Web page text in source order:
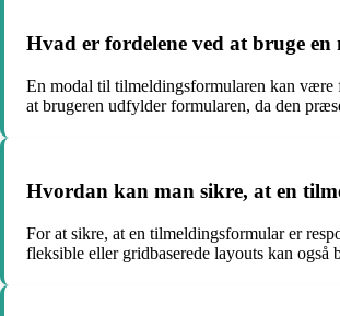
Hvad er fordelene ved at bruge
En modal til tilmeldingsformularen kan være
at brugeren udfylder formularen, da den
Hvordan kan man sikre, at en
For at sikre, at en tilmeldingsformular er
fleksible eller gridbaserede layouts kan